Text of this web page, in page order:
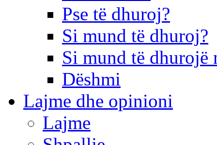
Pse të dhuroj?
Si mund të dhuroj?
Si mund të dhurojë
Dëshmi
Lajme dhe opinioni
Lajme